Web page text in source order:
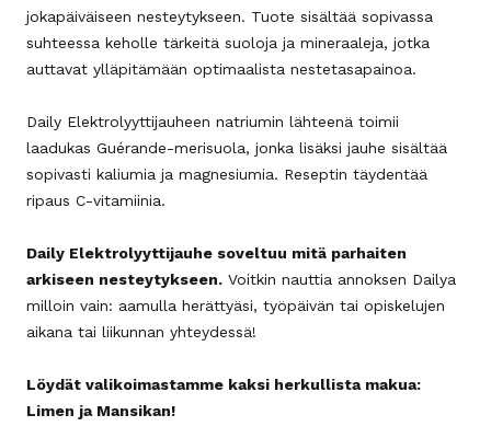
jokapäiväiseen nesteytykseen. Tuote sisältää sopivassa
suhteessa keholle tärkeitä suoloja ja mineraaleja, jotka
auttavat ylläpitämään optimaalista nestetasapainoa.
Daily Elektrolyyttijauheen natriumin lähteenä toimii
laadukas Guérande-merisuola, jonka lisäksi jauhe sisältää
sopivasti kaliumia ja magnesiumia. Reseptin täydentää
ripaus C-vitamiinia.
Daily Elektrolyyttijauhe soveltuu mitä parhaiten
arkiseen nesteytykseen. Voitkin nauttia annoksen Dailya
milloin vain: aamulla herättyäsi, työpäivän tai opiskelujen
aikana tai liikunnan yhteydessä!
Löydät valikoimastamme kaksi herkullista makua:
Limen ja Mansikan!